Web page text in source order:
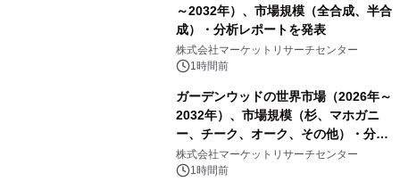
～2032年）、市場規模（全合成、半合
成）・分析レポートを発表
株式会社マーケットリサーチセンター
1時間前
ガーデンウッドの世界市場（2026年～
2032年）、市場規模（杉、マホガニ
ー、チーク、オーク、その他）・分析
レポートを発表
株式会社マーケットリサーチセンター
1時間前